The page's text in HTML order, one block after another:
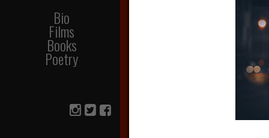
Bio
Films
Books
Poetry